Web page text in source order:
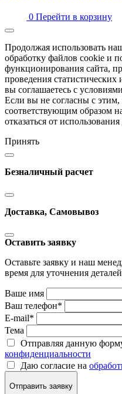
0 Перейти в корзину
Продолжая использовать
обработку файлов cookie и
функционирования сайта,
проведения
вы соглашаетесь с условиями
Если вы не согласны с
соответствующим образом
отказаться от
Принять
Безналичный расчет
Доставка, Самовывоз
Оставить заявку
Оставьте заявку и наш
время для уточнения деталей
Ваше имя
Ваш телефон*
E-mail*
Тема
Отправляя данную
конфиденциальности
Даю согласие на
Отправить заявку